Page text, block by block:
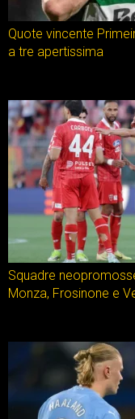
Quote vincente
a tre apertissima
Squadre
Monza, Frosinone e